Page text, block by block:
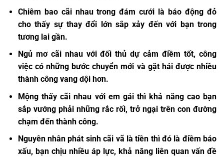
Chiêm bao cãi nhau trong đám cưới là báo động đỏ
cho thấy sự thay đổi lớn sắp xảy đến với bạn trong
tương lai gần.
Ngủ mơ cãi nhau với đối thủ dự cảm điềm tốt, công
việc có những bước chuyển mới và gặt hái được nhiều
thành công vang dội hơn.
Mộng thấy cãi nhau với em gái thì khả năng cao bạn
sắp vướng phải những rắc rối, trở ngại trên con đường
chạm đến thành công.
Nguyên nhân phát sinh cãi vã là tiền thì đó là điềm báo
xấu, bạn chịu nhiều áp lực, khả năng liên quan vấn đề